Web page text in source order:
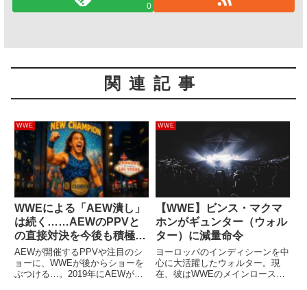
0
関連記事
WWE
WWEによる「AEW潰し」
は続く……AEWのPPVと
の直接対決を今後も積極展
開すると報じられる
AEWが開催するPPVや注目のシ
ョーに、WWEが後からショーを
ぶつける…。2019年にAEWが旗
WWE
【WWE】ビンス・マクマ
ホンがギュンター（ウォル
ター）に減量命令
ヨーロッパのインディシーンを中
心に大活躍したウォルター。現
在、彼はWWEのメインロースタ